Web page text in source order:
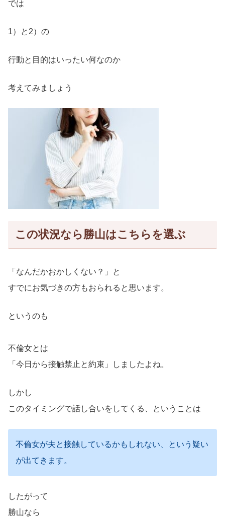
では
1）と2）の
行動と目的はいったい何なのか
考えてみましょう
この状況なら勝山はこちらを選ぶ
「なんだかおかしくない？」と
すでにお気づきの方もおられると思います。
というのも
不倫女とは
「今日から接触禁止と約束」しましたよね。
しかし
このタイミングで話し合いをしてくる、ということは
不倫女が夫と接触しているかもしれない、という疑い
が出てきます。
したがって
勝山なら